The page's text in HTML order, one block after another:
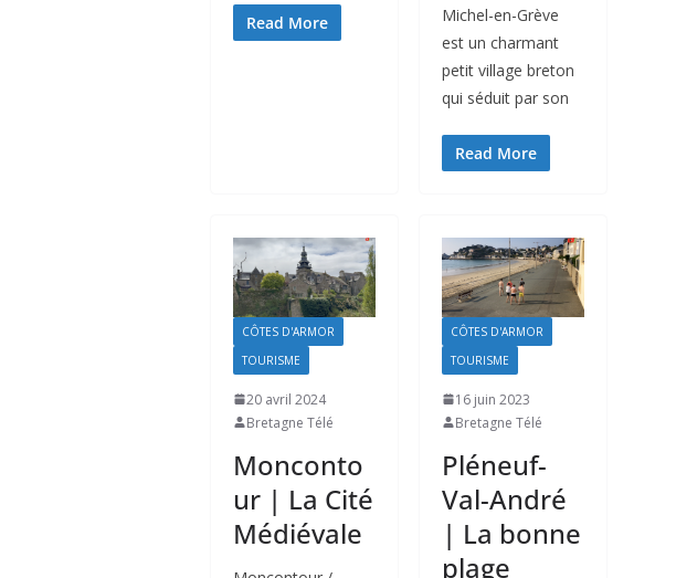
Read More
Michel-en-Grève
est un charmant
petit village breton
qui séduit par son
Read More
CÔTES D'ARMOR
TOURISME
20 avril 2024
Bretagne Télé
Monconto
ur | La Cité
Médiévale
CÔTES D'ARMOR
TOURISME
16 juin 2023
Bretagne Télé
Pléneuf-
Val-André
| La bonne
plage